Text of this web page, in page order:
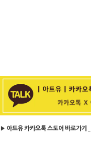
▶ 아트유 카카오톡 스토어 바로가기